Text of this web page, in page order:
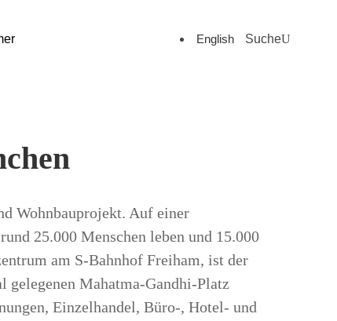
English Suche
Wohnbauprojekt. Auf einer
25.000 Menschen leben und 15.000
am S-Bahnhof Freiham, ist der
gelegenen Mahatma-Gandhi-Platz
Einzelhandel, Büro-, Hotel- und